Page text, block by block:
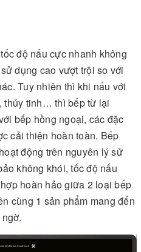
độ nấu cực nhanh không
dụng cao vượt trội so với
Tuy nhiên thì khi nấu với
thủy tinh… thì bếp từ lại
bếp hồng ngoại, các đặc
cải thiện hoàn toàn. Bếp
động trên nguyên lý sử
không khói, tốc độ nấu
hoàn hảo giữa 2 loại bếp
cùng 1 sản phẩm mang đến